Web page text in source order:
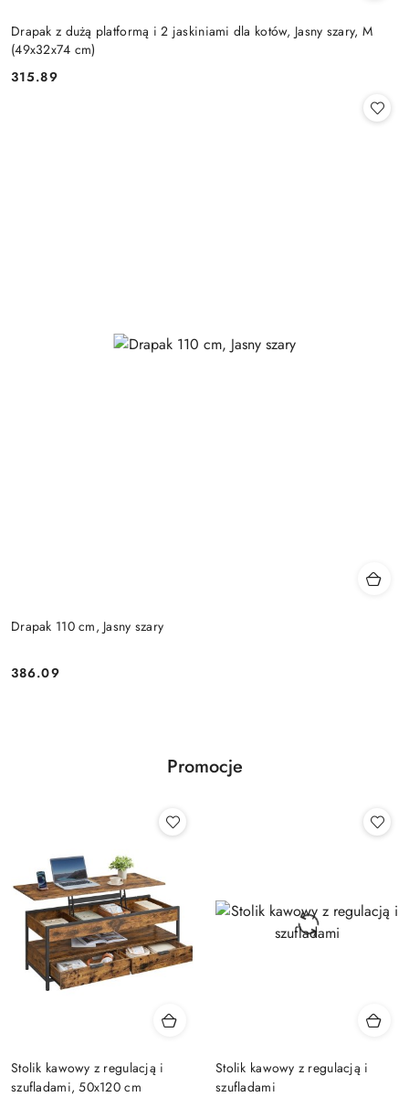
Drapak z dużą platformą i 2 jaskiniami dla kotów, Jasny szary, M
(49x32x74 cm)
Cena:
315.89
Drapak 110 cm, Jasny szary
Cena:
386.09
Promocje
Stolik kawowy z regulacją i
szufladami, 50x120 cm
Stolik kawowy z regulacją i
szufladami